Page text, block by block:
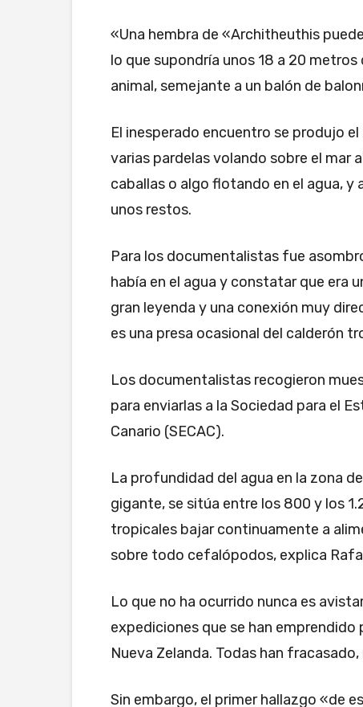
«Una hembra de «Architheuthis
lo que supondría unos 18 a 20
animal, semejante a un balón de
El inesperado encuentro se produjo
varias pardelas volando sobre el mar
caballas o algo flotando en el agua,
unos restos.
Para los documentalistas fue
había en el agua y constatar que era
gran leyenda y una conexión muy
es una presa ocasional del calderón
Los documentalistas recogieron
para enviarlas a la Sociedad para el
Canario (SECAC).
La profundidad del agua en la zona
gigante, se sitúa entre los 800 y los
tropicales bajar continuamente a
sobre todo cefalópodos, explica Rafa
Lo que no ha ocurrido nunca es
expediciones que se han emprendido
Nueva Zelanda. Todas han
Sin embargo, el primer hallazgo «de